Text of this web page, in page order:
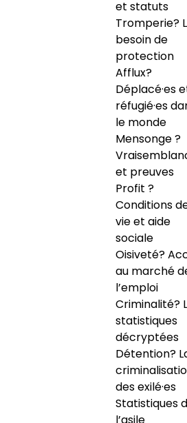
et statuts
Tromperie?
besoin de
protection
Afflux?
Déplacé·es
réfugié·es
le monde
Mensonge ?
et preuves
Profit ?
Conditions
vie et aide
sociale
Oisiveté?
au marché
l’emploi
Criminalité?
statistiques
décryptées
Détention?
des exilé·es
Statistiques